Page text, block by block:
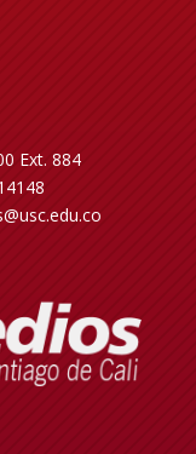
Ext. 884